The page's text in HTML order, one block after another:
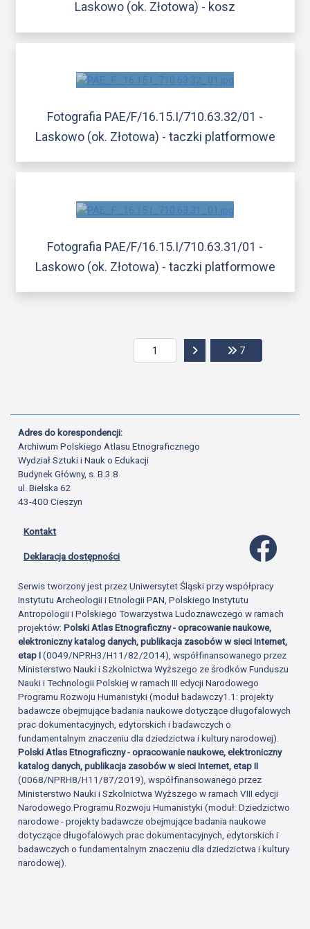
Laskowo (ok. Złotowa) - kosz
Fotografia PAE/F/16.15.I/710.63.32/01 -
Laskowo (ok. Złotowa) - taczki platformowe
Fotografia PAE/F/16.15.I/710.63.31/01 -
Laskowo (ok. Złotowa) - taczki platformowe
Przejdź do następnej
7Przejdź do
Adres do korespondencji:
Archiwum Polskiego Atlasu Etnograficznego
Wydział Sztuki i Nauk o Edukacji
Budynek Główny, s. B.3.8
ul. Bielska 62
43-400 Cieszyn
Kontakt
Deklaracja dostępności
Serwis tworzony jest przez Uniwersytet Śląski przy współpracy
Instytutu Archeologii i Etnologii PAN, Polskiego Instytutu
Antropologii i Polskiego Towarzystwa Ludoznawczego w ramach
projektów:Polski Atlas Etnograficzny - opracowanie naukowe,
elektroniczny katalog danych, publikacja zasobów w sieci Internet,
etap I(0049/NPRH3/H11/82/2014), współfinansowanego przez
Ministerstwo Nauki i Szkolnictwa Wyższego ze środków Funduszu
Nauki i Technologii Polskiej w ramach III edycji Narodowego
Programu Rozwoju Humanistyki (moduł badawczy1.1: projekty
badawcze obejmujące badania naukowe dotyczące długofalowych
prac dokumentacyjnych, edytorskich i badawczych o
fundamentalnym znaczeniu dla dziedzictwa i kultury narodowej).
Polski Atlas Etnograficzny - opracowanie naukowe, elektroniczny
katalog danych, publikacja zasobów w sieci Internet, etap II
(0068/NPRH8/H11/87/2019), współfinansowanego przez
Ministerstwo Nauki i Szkolnictwa Wyższego w ramach VIII edycji
Narodowego Programu Rozwoju Humanistyki (moduł: Dziedzictwo
narodowe - projekty badawcze obejmujące badania naukowe
dotyczące długofalowych prac dokumentacyjnych, edytorskich i
badawczych o fundamentalnym znaczeniu dla dziedzictwa i kultury
narodowej).